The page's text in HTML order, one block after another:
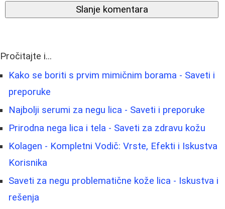
Slanje komentara
Pročitajte i...
Kako se boriti s prvim mimičnim borama - Saveti i
preporuke
Najbolji serumi za negu lica - Saveti i preporuke
Prirodna nega lica i tela - Saveti za zdravu kožu
Kolagen - Kompletni Vodič: Vrste, Efekti i Iskustva
Korisnika
Saveti za negu problematične kože lica - Iskustva i
rešenja